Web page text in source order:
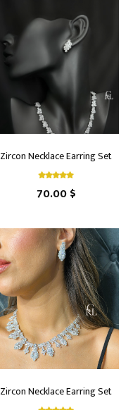
Zircon Necklace Earring Set
70.00 $
Zircon Necklace Earring Set